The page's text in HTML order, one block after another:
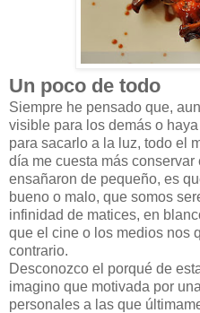
Un poco de todo
Siempre he pensado que,
visible para los demás o
para sacarlo a la luz, todo el
día me cuesta más
ensañaron de pequeño, es
bueno o malo, que somos
infinidad de matices, en
que el cine o los medios nos
contrario.
Desconozco el porqué de
imagino que motivada por
personales a las que